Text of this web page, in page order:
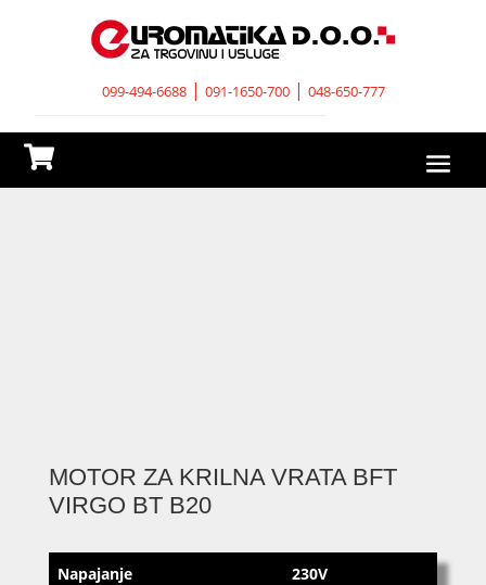
099-494-6688| 091-1650-700| 048-650-777

MOTOR ZA KRILNA VRATA BFT
VIRGO BT B20
Napajanje 230V